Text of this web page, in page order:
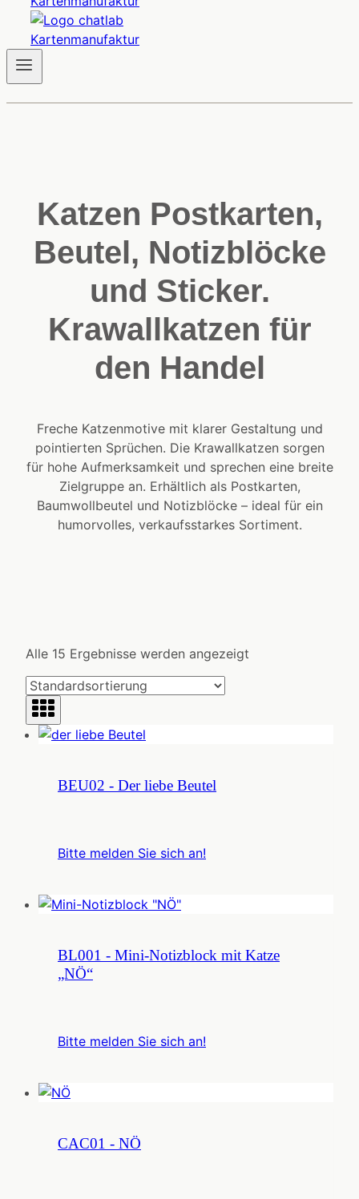
Katzen Postkarten,
Beutel, Notizblöcke
und Sticker.
Krawallkatzen für
den Handel
Freche Katzenmotive mit klarer Gestaltung und
pointierten Sprüchen. Die Krawallkatzen sorgen
für hohe Aufmerksamkeit und sprechen eine breite
Zielgruppe an. Erhältlich als Postkarten,
Baumwollbeutel und Notizblöcke – ideal für ein
humorvolles, verkaufsstarkes Sortiment.
Alle 15 Ergebnisse werden angezeigt
BEU02 - Der liebe Beutel
Bitte melden Sie sich an!
BL001 - Mini-Notizblock mit Katze
„NÖ“
Bitte melden Sie sich an!
CAC01 - NÖ